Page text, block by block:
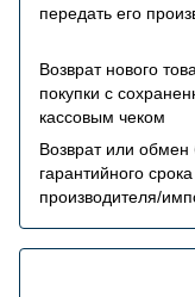
передать его
Возврат нового
покупки с
кассовым чеком
Возврат или обмен
гарантийного
производителя/